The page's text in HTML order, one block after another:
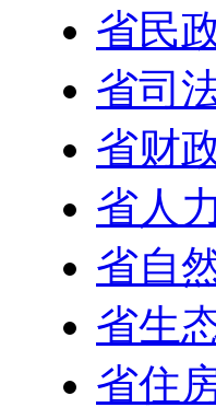
省民
省司
省财
省人
省自
省生
省住